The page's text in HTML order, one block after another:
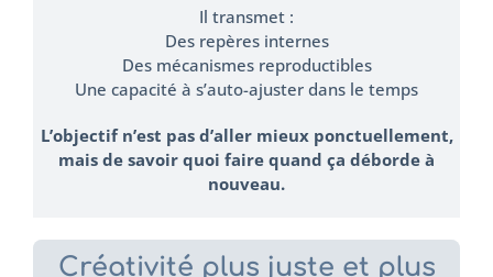
Il transmet :
Des repères internes
Des mécanismes reproductibles
Une capacité à s’auto-ajuster dans le temps
L’objectif n’est pas d’aller mieux ponctuellement,
mais de savoir quoi faire quand ça déborde à
nouveau.
Créativité plus juste et plus